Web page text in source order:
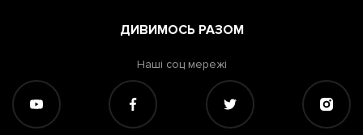
ДИВИМОСЬ РАЗОМ
Наші соц мережі